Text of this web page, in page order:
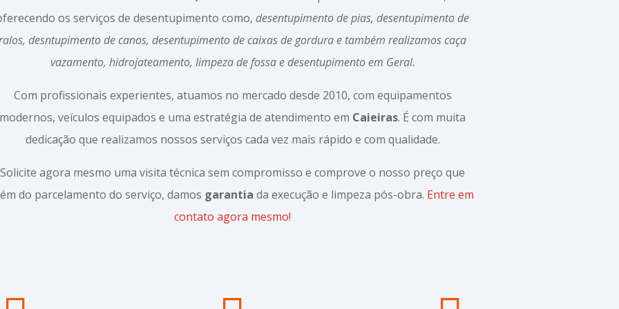
os serviços de desentupimento como, desentupimento de pias, desentupimento de
desntupimento de canos, desentupimento de caixas de gordura e também realizamos caça
vazamento, hidrojateamento, limpeza de fossa e desentupimento em Geral.
Com profissionais experientes, atuamos no mercado desde 2010, com equipamentos
modernos, veículos equipados e uma estratégia de atendimento em Caieiras. É com muita
dedicação que realizamos nossos serviços cada vez mais rápido e com qualidade.
Solicite agora mesmo uma visita técnica sem compromisso e comprove o nosso preço que
do parcelamento do serviço, damos garantia da execução e limpeza pós-obra. Entre em
contato agora mesmo!